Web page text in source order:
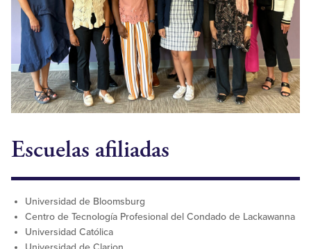
Escuelas afiliadas
Universidad de Bloomsburg
Centro de Tecnología Profesional del Condado de Lackawanna
Universidad Católica